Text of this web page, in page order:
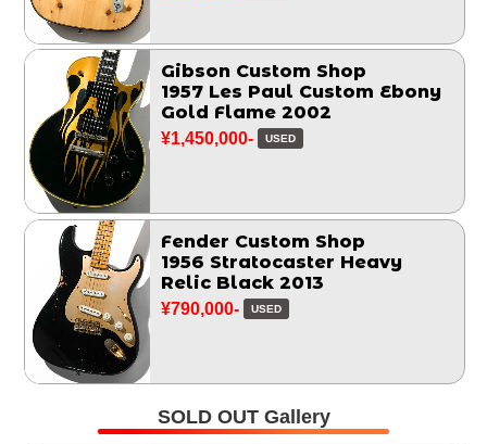
Gibson Custom Shop
1957 Les Paul Custom Ebony
Gold Flame 2002
¥1,450,000- USED
Fender Custom Shop
1956 Stratocaster Heavy
Relic Black 2013
¥790,000- USED
SOLD OUT Gallery